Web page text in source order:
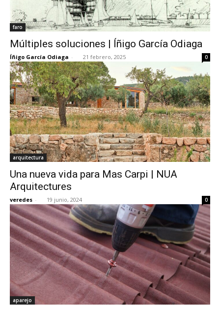
faro
Múltiples soluciones | Íñigo García Odiaga
Íñigo García Odiaga - 21 febrero, 2025 0
arquitectura
Una nueva vida para Mas Carpi | NUA
Arquitectures
veredes - 19 junio, 2024 0
aparejo